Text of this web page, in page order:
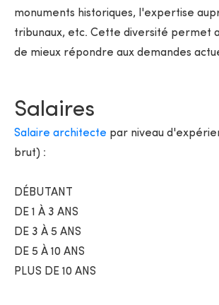
monuments historiques, l'expertise
tribunaux, etc. Cette diversité permet
de mieux répondre aux demandes
Salaires
Salaire architecte par niveau
brut) :
DÉBUTANT
DE 1 À 3 ANS
DE 3 À 5 ANS
DE 5 À 10 ANS
PLUS DE 10 ANS